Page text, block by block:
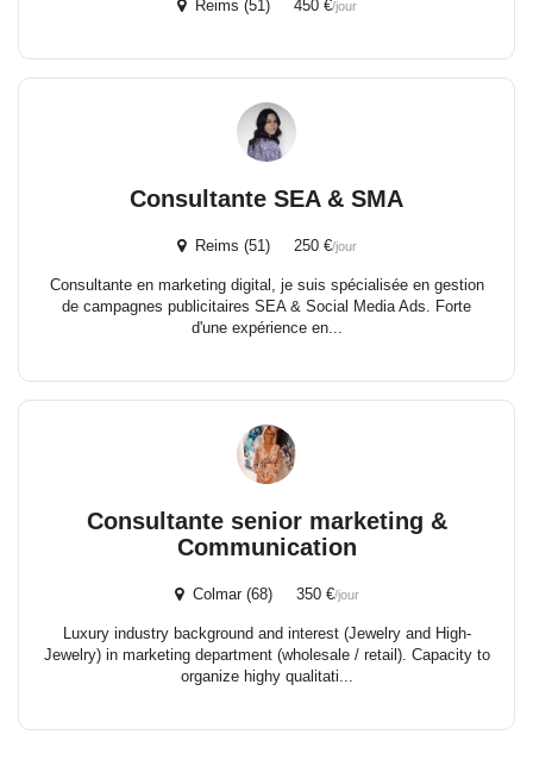
Reims (51) 450 €/jour
Consultante SEA & SMA
Reims (51) 250 €/jour
Consultante en marketing digital, je suis spécialisée en gestion
de campagnes publicitaires SEA & Social Media Ads. Forte
d'une expérience en...
Consultante senior marketing &
Communication
Colmar (68) 350 €/jour
Luxury industry background and interest (Jewelry and High-
Jewelry) in marketing department (wholesale / retail). Capacity to
organize highy qualitati...